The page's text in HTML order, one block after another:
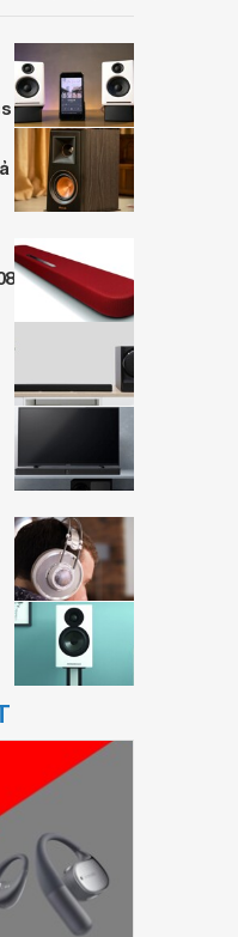
4.1 Splitters
đ